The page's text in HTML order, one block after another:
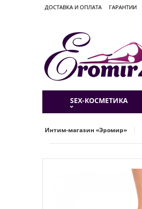
ДОСТАВКА И ОПЛАТА ГАРАНТИИ
SEX-КОСМЕТИКА
Интим-магазин «Эромир»